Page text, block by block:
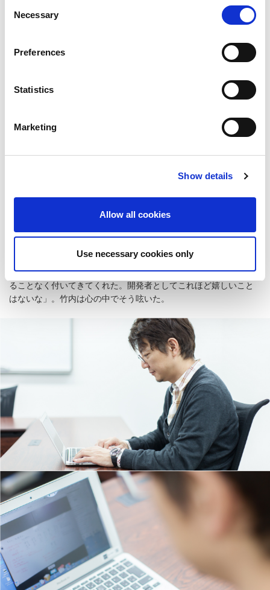
Selection
Necessary
Preferences
Statistics
Marketing
Show details
Allow all cookies
Use necessary cookies only
「re-newal」「re-birth」「re-born」といった意味が込められた
そのエンジンは、誰が呼び始めるともなく自然発生的に「REエン
moon」を表現する“月に伸びる手”があしらわれている。
「まさに月に手を届かせるような“不可能”すら“可能”にするエンジ
事実、「REエンジン」はバイオハザード7の開発に大きな変化をも
たらした。スタッフたちは新エンジンを使ったワークフローを確
い、バイオハザード7の完成形が目に見えるカタチになっていく。
「完成に近づくことで少しずつ見えてくることもある」
最初のミーティングで、そう若手を諭したベテランクリエイタ
スタッフからはそんな声が上がるようになった。「誰もへこたれ
ることなく付いてきてくれた。開発者としてこれほど嬉しいこと
はないな」。竹内は心の中でそう呟いた。